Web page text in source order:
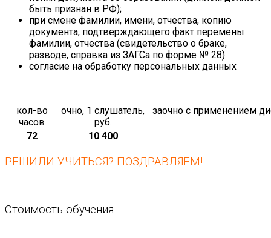
быть признан в РФ);
при смене фамилии, имени, отчества, копию
документа, подтверждающего факт перемены
фамилии, отчества (свидетельство о браке,
разводе, справка из ЗАГСа по форме № 28).
согласие на обработку персональных данных
кол-во
часов
очно, 1 слушатель,
руб.
заочно с применением
72 10 400
РЕШИЛИ УЧИТЬСЯ? ПОЗДРАВЛЯЕМ!
Стоимость обучения